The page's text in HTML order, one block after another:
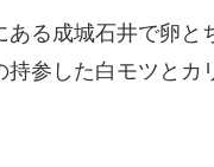
ある成城石井で卵と
持参した白モツとカ